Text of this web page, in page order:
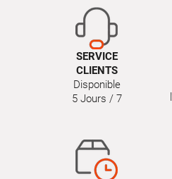
SERVICE
CLIENTS
Disponible
5 Jours / 7